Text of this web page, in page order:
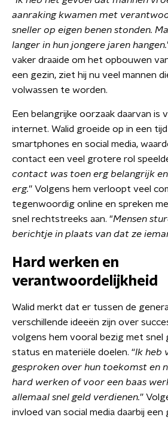
aanraking kwamen met
sneller op eigen benen stonden.
langer in hun jongere jaren hangen.
vaker draaide om het opbouwen
een gezin, ziet hij nu veel mannen
volwassen te worden.
Een belangrijke oorzaak daarvan is
internet. Walid groeide op in een
smartphones en social media,
contact een veel grotere rol
contact was toen erg belangrijk
erg.” Volgens hem verloopt veel
tegenwoordig online en spreken
snel rechtstreeks aan. "Mensen
berichtje in plaats van dat ze
Hard werken en
verantwoordelijkheid
Walid merkt dat er tussen de
verschillende ideeën zijn over
volgens hem vooral bezig met snel
status en materiële doelen. “Ik heb
gesproken over hun toekomst en
hard werken of voor een baas
allemaal snel geld verdienen.”
invloed van social media daarbij een